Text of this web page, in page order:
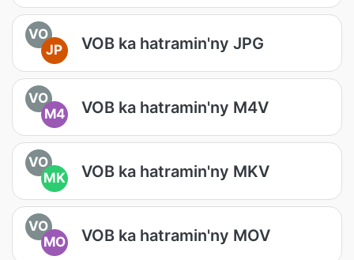
VO
JP
VOB ka hatramin'ny JPG
VO
M4
VOB ka hatramin'ny M4V
VO
MK
VOB ka hatramin'ny MKV
VO
MO
VOB ka hatramin'ny MOV